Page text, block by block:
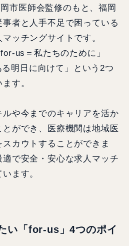
市医師会監修のもと、福岡
者と人手不足で困っている
ッチングサイトです。
us＝私たちのために」
明日に向けて」という2つ
す。
や今までのキャリアを活か
ができ、医療機関は地域医
カウトすることができま
で安全・安心な求人マッチ
ます。
い「for-us」4つのポイ